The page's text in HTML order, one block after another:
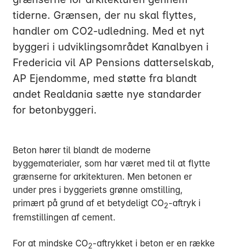
tiderne. Grænsen, der nu skal flyttes,
handler om CO2-udledning. Med et nyt
byggeri i udviklingsområdet Kanalbyen i
Fredericia vil AP Pensions datterselskab,
AP Ejendomme, med støtte fra blandt
andet Realdania sætte nye standarder
for betonbyggeri.
Beton hører til blandt de moderne
byggematerialer, som har været med til at flytte
grænserne for arkitekturen. Men betonen er
under pres i byggeriets grønne omstilling,
primært på grund af et betydeligt CO2-aftryk i
fremstillingen af cement.
For at mindske CO2-aftrykket i beton er en række
Mandag:
Tirsdag:
Onsdag:
Torsdag:
3916 5000